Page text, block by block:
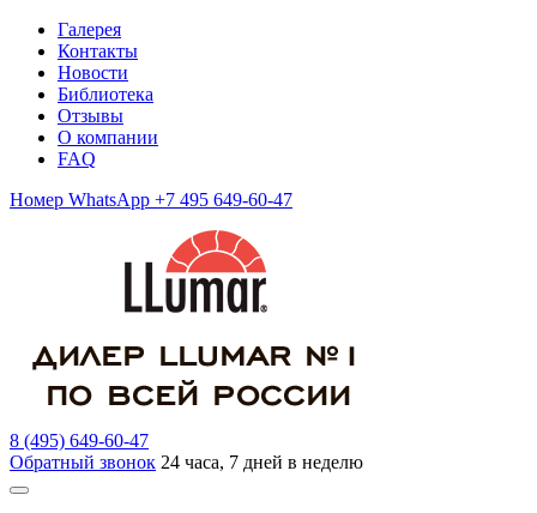
Галерея
Контакты
Новости
Библиотека
Отзывы
О компании
FAQ
Номер WhatsApp +7 495 649-60-47
8 (495) 649-60-47
Обратный звонок 24 часа, 7 дней в неделю